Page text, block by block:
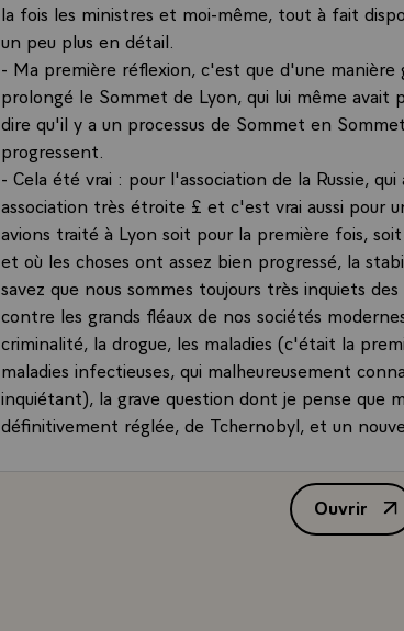
la fois les ministres et moi-même, tout à fait
un peu plus en détail.
- Ma première réflexion, c'est que d'une
prolongé le Sommet de Lyon, qui lui même avait
dire qu'il y a un processus de Sommet en
progressent.
- Cela été vrai : pour l'association de la Russie,
association très étroite £ et c'est vrai aussi pour
avions traité à Lyon soit pour la première fois,
et où les choses ont assez bien progressé, la
savez que nous sommes toujours très inquiets
contre les grands fléaux de nos sociétés
criminalité, la drogue, les maladies (c'était la
maladies infectieuses, qui malheureusement
inquiétant), la grave question dont je pense que
définitivement réglée, de Tchernobyl, et un
naturelle de ce que nous avions engagé à Lyon
l'aide au développement, et à ses modalités et
oeuvre grâce aux organisations financières
Ouvrir